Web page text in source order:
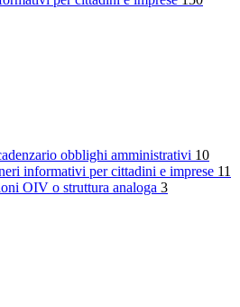
obblighi amministrativi 10
informativi per cittadini e imprese 11
OIV o struttura analoga 3